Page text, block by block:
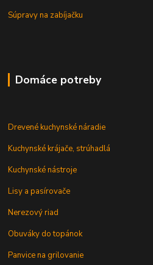
Súpravy na zabíjačku
Domáce potreby
Drevené kuchynské náradie
Kuchynské krájače, strúhadlá
Kuchynské nástroje
Lisy a pasírovače
Nerezový riad
Obuváky do topánok
Panvice na grilovanie